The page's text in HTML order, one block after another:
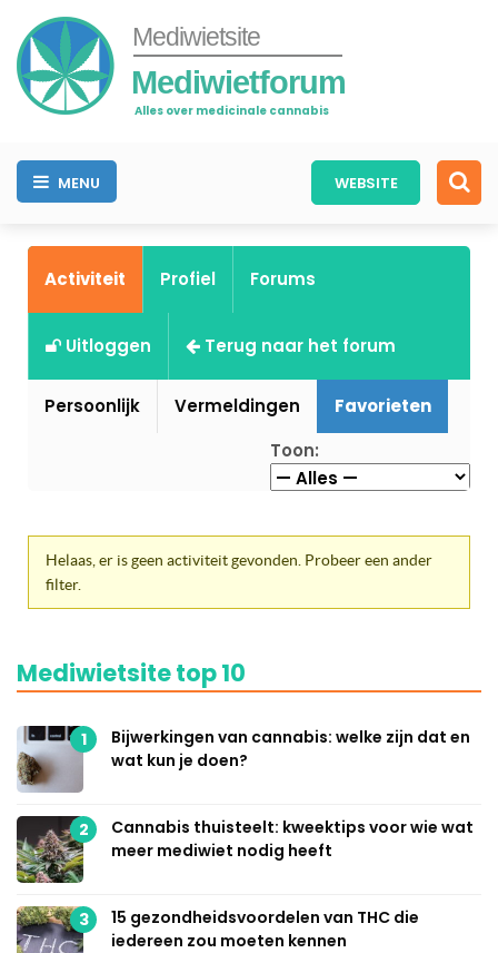
Mediwietsite
Mediwietforum
Alles over medicinale cannabis
MENU WEBSITE
Activiteit Profiel Forums
Uitloggen Terug naar het forum
Persoonlijk Vermeldingen
Favorieten
Toon:
Helaas, er is geen activiteit gevonden. Probeer een ander
filter.
Mediwietsite top 10
1
Bijwerkingen van cannabis: welke zijn dat en
wat kun je doen?
2
Cannabis thuisteelt: kweektips voor wie wat
meer mediwiet nodig heeft
3
15 gezondheidsvoordelen van THC die
iedereen zou moeten kennen